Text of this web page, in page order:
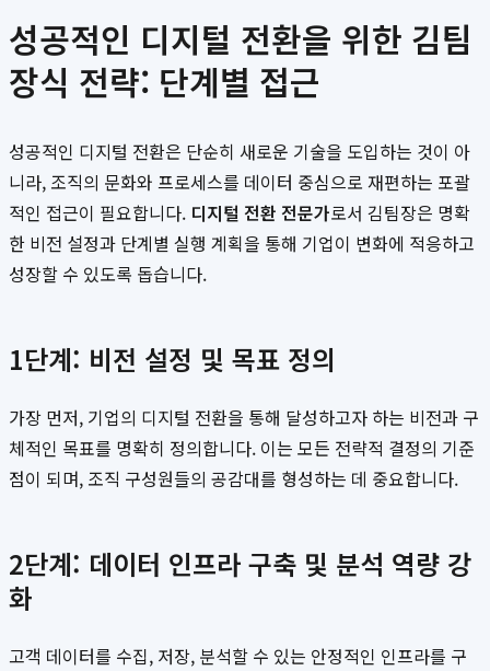
성공적인 디지털 전환을 위한 김팀
장식 전략: 단계별 접근
성공적인 디지털 전환은 단순히 새로운 기술을 도입하는 것이 아
니라, 조직의 문화와 프로세스를 데이터 중심으로 재편하는 포괄
적인 접근이 필요합니다. 디지털 전환 전문가로서 김팀장은 명확
한 비전 설정과 단계별 실행 계획을 통해 기업이 변화에 적응하고
성장할 수 있도록 돕습니다.
1단계: 비전 설정 및 목표 정의
가장 먼저, 기업의 디지털 전환을 통해 달성하고자 하는 비전과 구
체적인 목표를 명확히 정의합니다. 이는 모든 전략적 결정의 기준
점이 되며, 조직 구성원들의 공감대를 형성하는 데 중요합니다.
2단계: 데이터 인프라 구축 및 분석 역량 강
화
고객 데이터를 수집, 저장, 분석할 수 있는 안정적인 인프라를 구